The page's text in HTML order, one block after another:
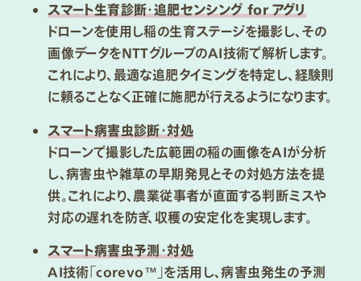
スマート生育診断・追肥センシング for アグリ
ドローンを使用し稲の生育ステージを撮影し、その
画像データをNTTグループのAI技術で解析します。
これにより、最適な追肥タイミングを特定し、経験則
に頼ることなく正確に施肥が行えるようになります。
スマート病害虫診断・対処
ドローンで撮影した広範囲の稲の画像をAIが分析
し、病害虫や雑草の早期発見とその対処方法を提
供。これにより、農業従事者が直面する判断ミスや
対応の遅れを防ぎ、収穫の安定化を実現します。
スマート病害虫予測・対処
AI技術「corevo™」を活用し、病害虫発生の予測